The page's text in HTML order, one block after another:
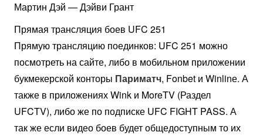
Мартин Дэй — Дэйви Грант
Прямая трансляция боев UFC 251
Прямую трансляцию поединков: UFC 251 можно
посмотреть на сайте, либо в мобильном приложении
букмекерской конторы Париматч, Fonbet и Winlinе. А
также в приложениях Wink и MoreTV (Раздел
UFCTV), либо же по подписке UFC FIGHT PASS. А
так же если видео боев будет общедоступным то их